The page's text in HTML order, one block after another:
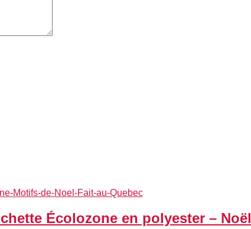
Écolozone en polyester – Noël